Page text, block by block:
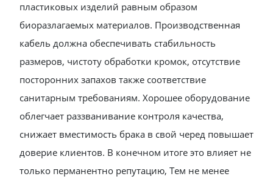
пластиковых изделий равным образом
биоразлагаемых материалов. Производственная
кабель должна обеспечивать стабильность
размеров, чистоту обработки кромок, отсутствие
посторонних запахов также соответствие
санитарным требованиям. Хорошее оборудование
облегчает раззванивание контроля качества,
снижает вместимость брака в свой черед повышает
доверие клиентов. В конечном итоге это влияет не
только перманентно репутацию, Тем не менее